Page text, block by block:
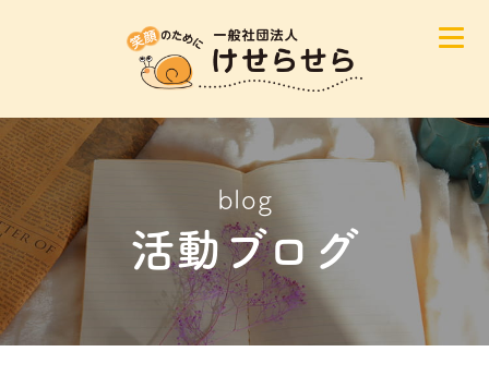
blog
活動ブログ